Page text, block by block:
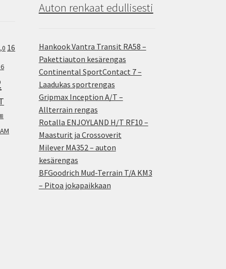
16
Auton renkaat edullisesti
Hankook Vantra Transit RA58 –
Pakettiauton kesärengas
Continental SportContact 7 –
Laadukas sportrengas
Gripmax Inception A/T –
Allterrain rengas
Rotalla ENJOYLAND H/T RF10 –
Maasturit ja Crossoverit
Milever MA352 – auton
kesärengas
BFGoodrich Mud-Terrain T/A KM3
– Pitoa jokapaikkaan